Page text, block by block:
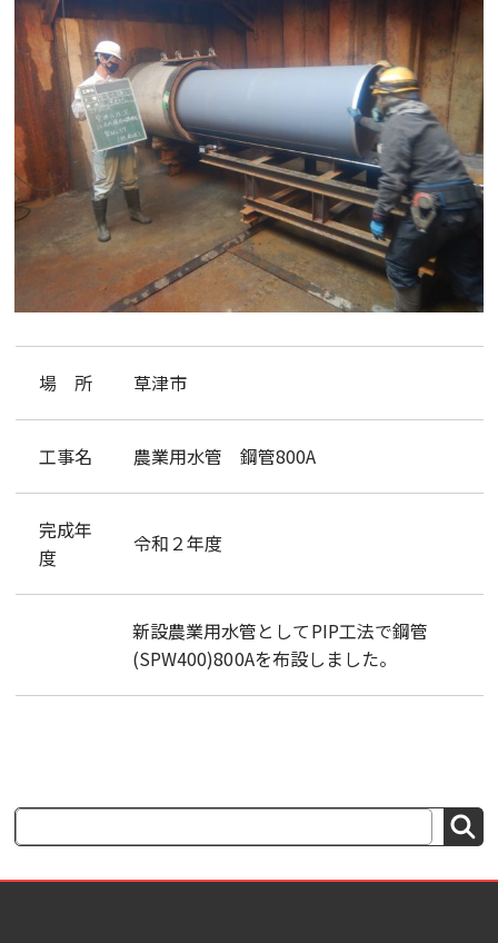
場 所 草津市
工事名 農業用水管 鋼管800A
完成年
度
令和２年度
新設農業用水管としてPIP工法で鋼管
(SPW400)800Aを布設しました。
検